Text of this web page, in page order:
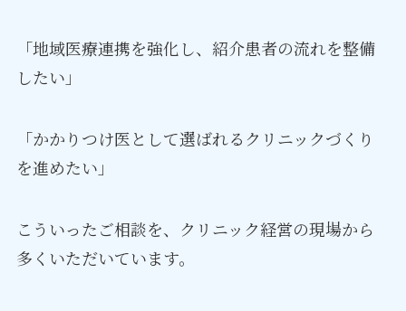
「地域医療連携を強化し、紹介患者の流れを整備
したい」
「かかりつけ医として選ばれるクリニックづくり
を進めたい」
こういったご相談を、クリニック経営の現場から
多くいただいています。